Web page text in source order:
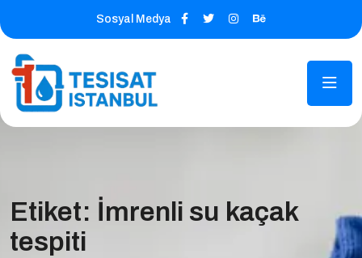
Sosyal Medya
Etiket: İmrenli su kaçak
tespiti